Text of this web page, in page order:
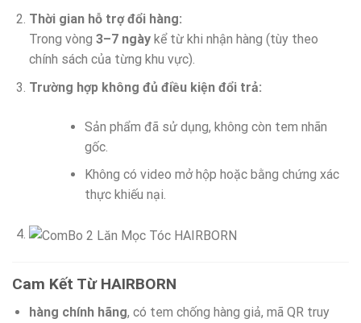
Thời gian hỗ trợ đổi hàng:
Trong vòng 3–7 ngàykể từ khi nhận hàng (tùy theo
chính sách của từng khu vực).
Trường hợp không đủ điều kiện đổi trả:
Sản phẩm đã sử dụng, không còn tem nhãn
gốc.
Không có video mở hộp hoặc bằng chứng xác
thực khiếu nại.
Cam Kết Từ HAIRBORN
hàng chính hãng, có tem chống hàng giả, mã QR truy